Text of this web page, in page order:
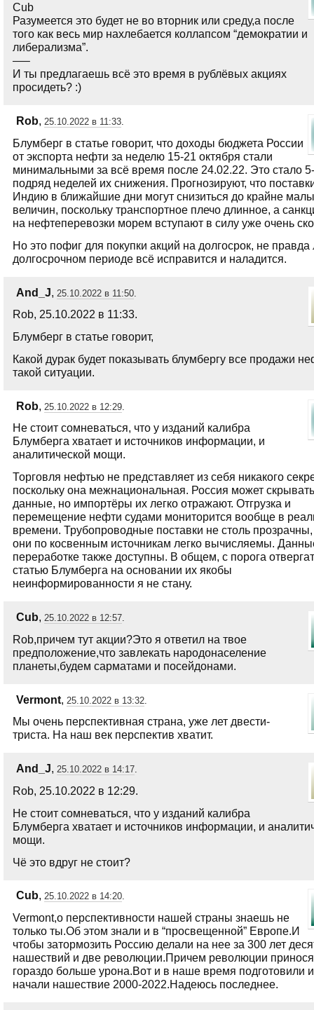
Cub
Разумеется это будет не во вторник или среду,а после
того как весь мир нахлебается коллапсом “демократии и
либерализма”.
—–
И ты предлагаешь всё это время в рублёвых акциях
просидеть? :)
Rob, 25.10.2022 в 11:33.
Блумберг в статье говорит, что доходы бюджета России
от экспорта нефти за неделю 15-21 октября стали
минимальными за всё время после 24.02.22. Это стало
подряд неделей их снижения. Прогнозируют, что
Индию в ближайшие дни могут снизиться до крайне
величин, поскольку транспортное плечо длинное, а
на нефтеперевозки морем вступают в силу уже очень
Но это пофиг для покупки акций на долгосрок, не
долгосрочном периоде всё исправится и наладится.
And_J 25.10.2022 в 11:50.
Rob, 25.10.2022 в 11:33.
Блумберг в статье говорит,
Какой дурак будет показывать блумбергу все продажи
такой ситуации.
Rob, 25.10.2022 в 12:29.
Не стоит сомневаться, что у изданий калибра
Блумберга хватает и источников информации, и
аналитической мощи.
Торговля нефтью не представляет из себя никакого
поскольку она межнациональная. Россия может скрывать
данные, но импортёры их легко отражают. Отгрузка и
перемещение нефти судами мониторится вообще в
времени. Трубопроводные поставки не столь
они по косвенным источникам легко вычисляемы.
переработке также доступны. В общем, с порога
статью Блумберга на основании их якобы
неинформированности я не стану.
Cub, 25.10.2022 в 12:57.
Rob,причем тут акции?Это я ответил на твое
предположение,что завлекать народонаселение
планеты,будем сарматами и посейдонами.
Vermont, 25.10.2022 в 13:32.
Мы очень перспективная страна, уже лет двести-
триста. На наш век перспектив хватит.
And_J, 25.10.2022 в 14:17.
Rob, 25.10.2022 в 12:29.
Не стоит сомневаться, что у изданий калибра
Блумберга хватает и источников информации, и
мощи.
Чё это вдруг не стоит?
Cub, 25.10.2022 в 14:20.
Vermont,о перспективности нашей страны знаешь не
только ты.Об этом знали и в “просвещенной” Европе.И
чтобы затормозить Россию делали на нее за 300 лет
нашествий и две революции.Причем революции
гораздо больше урона.Вот и в наше время подготовили и
начали нашествие 2000-2022.Надеюсь последнее.